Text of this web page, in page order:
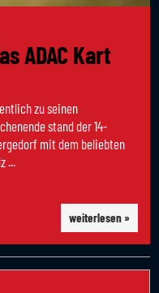
ADAC Kart
zu seinen
stand der 14-
mit dem beliebten
...
weiterlesen »